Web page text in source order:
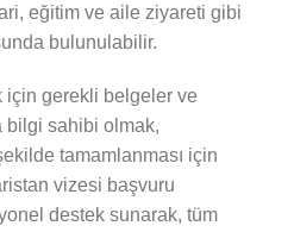
eğitim ve aile ziyareti gibi
bulunulabilir.
için gerekli belgeler ve
bilgi sahibi olmak,
tamamlanması için
vizesi başvuru
destek sunarak, tüm